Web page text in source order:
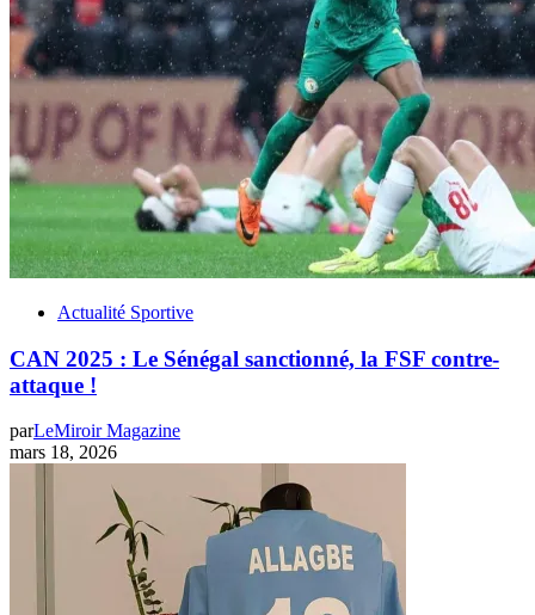
Actualité Sportive
CAN 2025 : Le Sénégal sanctionné, la FSF contre-
attaque !
parLeMiroir Magazine
mars 18, 2026